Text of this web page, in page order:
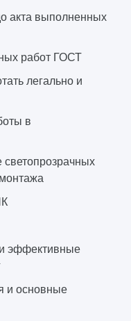
акта выполненных
работ ГОСТ
легально и
в
и эффективные
и основные